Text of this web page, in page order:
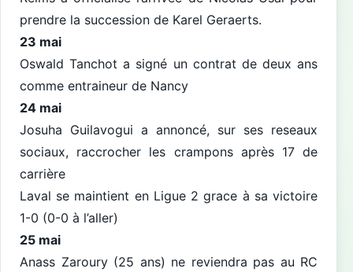
prendre la succession de Karel Geraerts.
23 mai
Oswald Tanchot a signé un contrat de deux ans
comme entraineur de Nancy
24 mai
Josuha Guilavogui a annoncé, sur ses reseaux
sociaux, raccrocher les crampons après 17 de
carrière
Laval se maintient en Ligue 2 grace à sa victoire
1-0 (0-0 à l’aller)
25 mai
Anass Zaroury (25 ans) ne reviendra pas au RC